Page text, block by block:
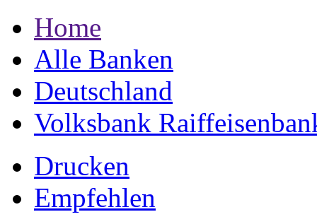
Home
Alle Banken
Deutschland
Volksbank
Drucken
Empfehlen